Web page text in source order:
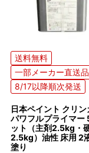
送料無料
一部メーカー直送品
8/17以降順次発送
日本ペイント クリ
パワフルプライマー
ット（主剤2.5kg・
2.5kg）油性 床用 2
塗り